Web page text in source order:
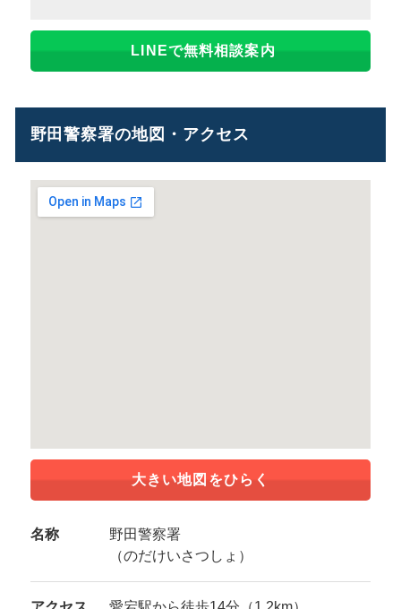
LINEで無料相談案内
野田警察署の地図・アクセス
大きい地図をひらく
名称
野田警察署
（のだけいさつしょ）